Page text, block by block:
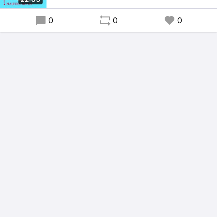
minorités de genre salariées à la STIB.
0 0 0